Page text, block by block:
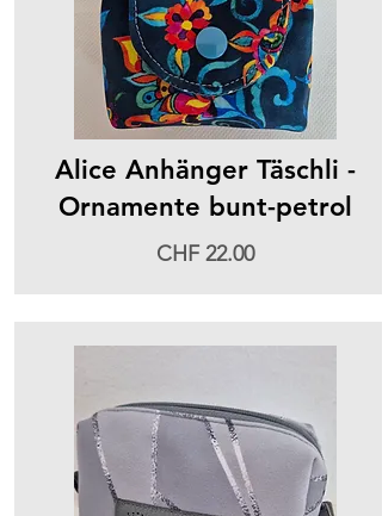
Alice Anhänger Täschli -
Ornamente bunt-petrol
CHF 22.00